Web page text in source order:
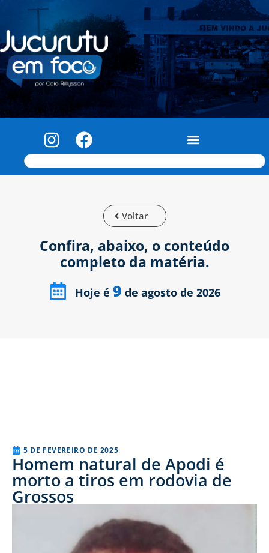
Voltar
Confira, abaixo, o conteúdo
completo da matéria.
Hoje é 9 de agosto de 2026
5 DE FEVEREIRO DE 2025
Homem natural de Apodi é
morto a tiros em rodovia de
Grossos